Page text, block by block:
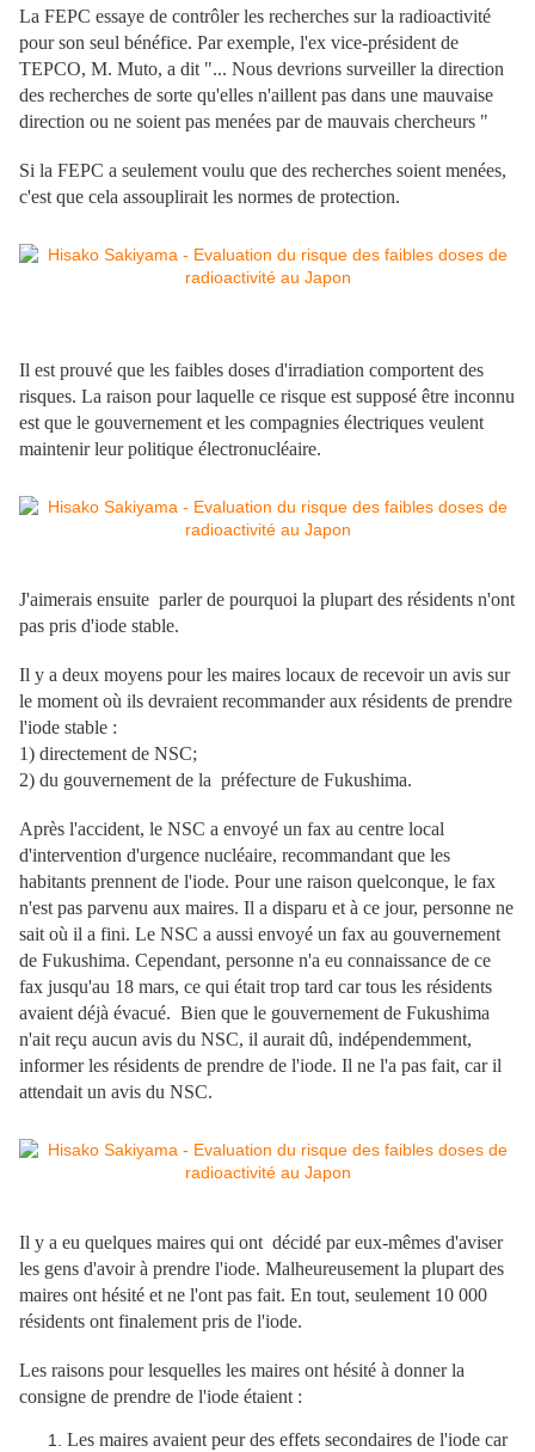
La FEPC essaye de contrôler les recherches sur la radioactivité
pour son seul bénéfice. Par exemple, l'ex vice-président de
TEPCO, M. Muto, a dit "... Nous devrions surveiller la direction
des recherches de sorte qu'elles n'aillent pas dans une mauvaise
direction ou ne soient pas menées par de mauvais chercheurs "
Si la FEPC a seulement voulu que des recherches soient menées,
c'est que cela assouplirait les normes de protection.
Il est prouvé que les faibles doses d'irradiation comportent des
risques. La raison pour laquelle ce risque est supposé être inconnu
est que le gouvernement et les compagnies électriques veulent
maintenir leur politique électronucléaire.
J'aimerais ensuite parler de pourquoi la plupart des résidents n'ont
pas pris d'iode stable.
Il y a deux moyens pour les maires locaux de recevoir un avis sur
le moment où ils devraient recommander aux résidents de prendre
l'iode stable :
1) directement de NSC;
2) du gouvernement de la préfecture de Fukushima.
Après l'accident, le NSC a envoyé un fax au centre local
d'intervention d'urgence nucléaire, recommandant que les
habitants prennent de l'iode. Pour une raison quelconque, le fax
n'est pas parvenu aux maires. Il a disparu et à ce jour, personne ne
sait où il a fini. Le NSC a aussi envoyé un fax au gouvernement
de Fukushima. Cependant, personne n'a eu connaissance de ce
fax jusqu'au 18 mars, ce qui était trop tard car tous les résidents
avaient déjà évacué. Bien que le gouvernement de Fukushima
n'ait reçu aucun avis du NSC, il aurait dû, indépendemment,
informer les résidents de prendre de l'iode. Il ne l'a pas fait, car il
attendait un avis du NSC.
Il y a eu quelques maires qui ont décidé par eux-mêmes d'aviser
les gens d'avoir à prendre l'iode. Malheureusement la plupart des
maires ont hésité et ne l'ont pas fait. En tout, seulement 10 000
résidents ont finalement pris de l'iode.
Les raisons pour lesquelles les maires ont hésité à donner la
consigne de prendre de l'iode étaient :
Les maires avaient peur des effets secondaires de l'iode car